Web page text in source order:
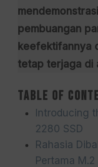
pembuangan
keefektifannya
tetap terjaga di
Table of
Introducing
2280 SSD
Rahasia
Pertama